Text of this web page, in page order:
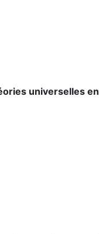
universelles